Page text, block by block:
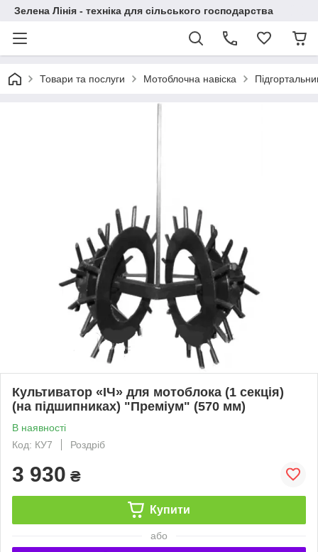
Зелена Лінія - техніка для сільського господарства
Товари та послуги Мотоблочна навіска
Культиватор «ІЧ» для мотоблока (1 секція)
(на підшипниках) "Преміум" (570 мм)
В наявності
Код: КУ7
Роздріб
3 930 ₴
Купити
або